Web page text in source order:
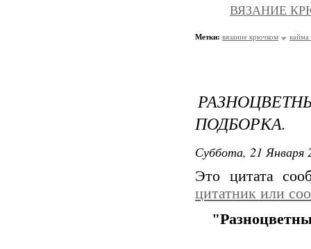
ВЯЗАНИЕ
Метки: вязание крючком
ПОДБОРКА.
Суббота, 21 Января
Это цитата
цитатник или